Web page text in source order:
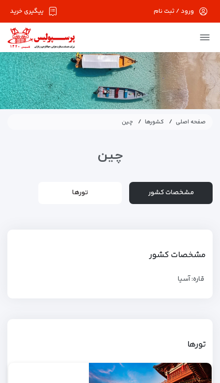
پیگیری خرید ورود / ثبت نام
صفحه اصلی کشورها چین
چین
مشخصات کشور تورها
مشخصات کشور
قاره: آسیا
تورها